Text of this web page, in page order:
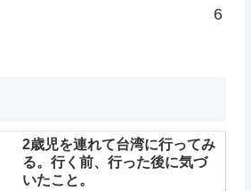
6
2歳児を連れて台湾に行ってみ
る。行く前、行った後に気づ
いたこと。